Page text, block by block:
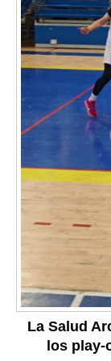
La Salud
los play-